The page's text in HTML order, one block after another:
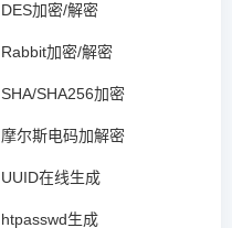
DES加密/解密
Rabbit加密/解密
SHA/SHA256加密
摩尔斯电码加解密
UUID在线生成
htpasswd生成